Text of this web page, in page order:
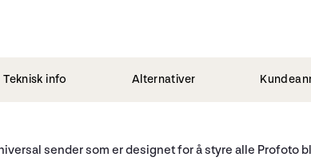
Teknisk info Alternativer
sender som er designet for å styre alle